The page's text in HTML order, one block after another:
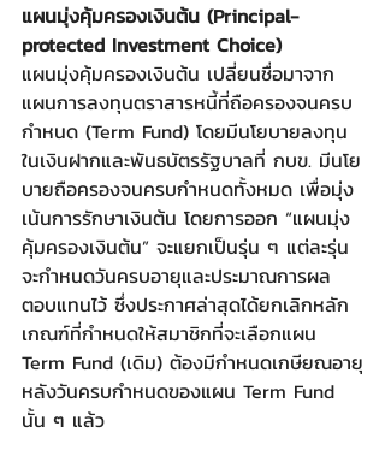
แผนมุ่งคุ้มครองเงินต้น (Principal-
protected Investment Choice)
แผนมุ่งคุ้มครองเงินต้น เปลี่ยนชื่อมาจาก
แผนการลงทุนตราสารหนี้ที่ถือครองจนครบ
กำหนด (Term Fund) โดยมีนโยบายลงทุน
ในเงินฝากและพันธบัตรรัฐบาลที่ กบข. มีนโย
บายถือครองจนครบกำหนดทั้งหมด เพื่อมุ่ง
เน้นการรักษาเงินต้น โดยการออก “แผนมุ่ง
คุ้มครองเงินต้น” จะแยกเป็นรุ่น ๆ แต่ละรุ่น
จะกำหนดวันครบอายุและประมาณการผล
ตอบแทนไว้ ซึ่งประกาศล่าสุดได้ยกเลิกหลัก
เกณฑ์ที่กำหนดให้สมาชิกที่จะเลือกแผน
Term Fund (เดิม) ต้องมีกำหนดเกษียณอายุ
หลังวันครบกำหนดของแผน Term Fund
นั้น ๆ แล้ว